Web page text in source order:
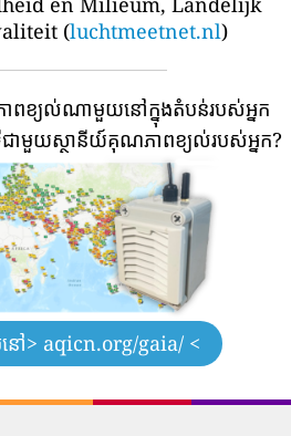
(luchtmeetnet.nl)
ាពខ្យល់ណាមួយនៅក្នុងតំបន់របស់អ្នក
ជាមួយស្ថានីយ៍គុណភាពខ្យល់របស់អ្នក?
ៅ> aqicn.org/gaia/ <